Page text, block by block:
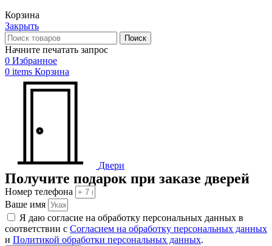
Корзина
Закрыть
Поиск
Начните печатать запрос
0 Избранное
0 items Корзина
Двери
Получите подарок при заказе дверей
Номер телефона
Ваше имя
Я даю согласие на обработку персональных данных в
соответствии с Согласием на обработку персональных данных
и Политикой обработки персональных данных.